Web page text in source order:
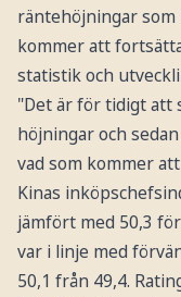
räntehöjningar som
kommer att
statistik och
"Det är för tidigt att
höjningar och
vad som kommer
Kinas
jämfört med 50,3
var i linje med
50,1 från 49,4.